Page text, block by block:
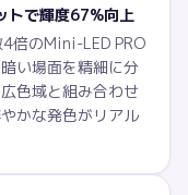
トで輝度67%向上
倍のMini-LED PRO
い場面を精細に分
色域と組み合わせ
かな発色がリアル